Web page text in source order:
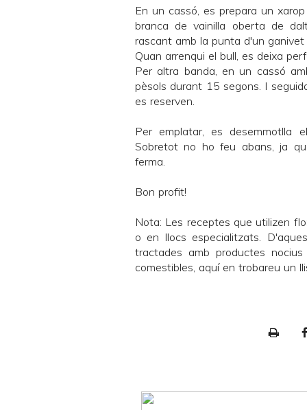
En un cassó, es prepara un
branca de vainilla oberta de
rascant amb la punta d'un
Quan arrenqui el bull, es deixa
Per altra banda, en un cassó
pèsols durant 15 segons. I
es reserven.
Per emplatar, es desemmotlla
Sobretot no ho feu abans, ja
ferma.
Bon profit!
Nota: Les receptes que utilizen
o en llocs especialitzats.
tractades amb productes
comestibles, aquíen trobareu un
n